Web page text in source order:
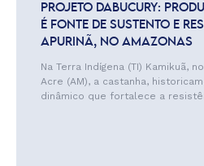
PROJETO DABUCURY:
É FONTE DE SUSTENTO E
APURINÃ, NO AMAZONAS
Na Terra Indígena (TI) Kamikuã,
Acre (AM), a castanha,
dinâmico que fortalece a